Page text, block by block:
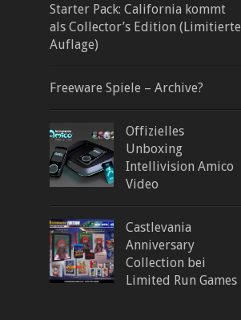
Starter Pack: California kommt
als Collector’s Edition (Limitierte
Auflage)
Freeware Spiele – Archive?
Offizielles
Unboxing
Intellivision Amico
Video
Castlevania
Anniversary
Collection bei
Limited Run Games